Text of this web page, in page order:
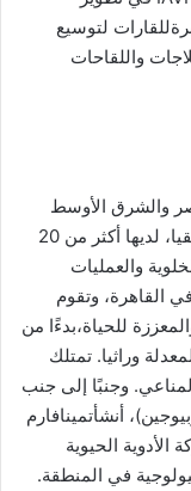
للقارات لتوسيع
واللقاحات
والشرق الأوسط
لديها أكثر من
والعمليات
في القاهرة، وتقوم
للحياة،بدءًا من
وراثيا. تمتلك
. وجنبًا إلى جنب
أنشأتمينافارم
الأدوية الحيوية
في المنطقة.